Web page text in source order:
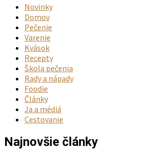
Novinky
Domov
Pečenie
Varenie
Kvások
Recepty
Škola pečenia
Rady a nápady
Foodie
Články
Ja a médiá
Cestovanie
Najnovšie články